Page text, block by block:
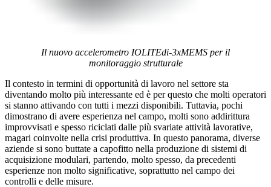
Il nuovo accelerometro IOLITEdi-3xMEMS per il
monitoraggio strutturale
Il contesto in termini di opportunità di lavoro nel settore sta
diventando molto più interessante ed è per questo che molti operatori
si stanno attivando con tutti i mezzi disponibili. Tuttavia, pochi
dimostrano di avere esperienza nel campo, molti sono addirittura
improvvisati e spesso riciclati dalle più svariate attività lavorative,
magari coinvolte nella crisi produttiva. In questo panorama, diverse
aziende si sono buttate a capofitto nella produzione di sistemi di
acquisizione modulari, partendo, molto spesso, da precedenti
esperienze non molto significative, soprattutto nel campo dei
controlli e delle misure.